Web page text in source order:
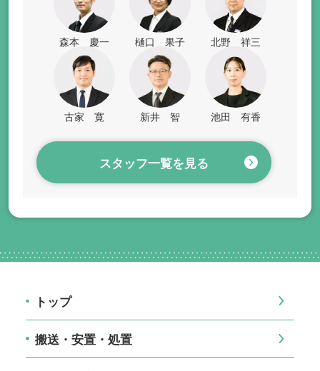
森本 慶一 樋口 果子 北野 祥三
古家 寛 新井 智 池田 有香
スタッフ一覧を見る
トップ
搬送・安置・処置